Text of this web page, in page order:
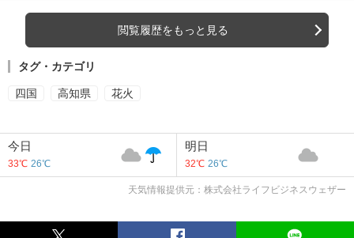
閲覧履歴をもっと見る
タグ・カテゴリ
四国 高知県 花火
今日
33℃ 26℃
明日
32℃ 26℃
天気情報提供元：株式会社ライフビジネスウェザー